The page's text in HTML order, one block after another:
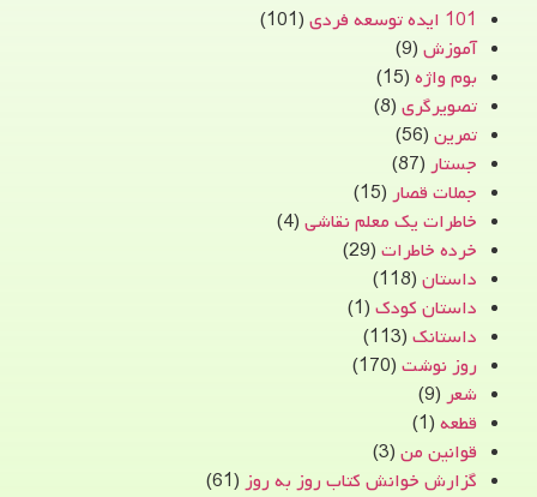
101 ایده توسعه فردی
(101)
آموزش (9)
بوم واژه (15)
تصویرگری (8)
تمرین (56)
جستار (87)
جملات قصار (15)
خاطرات یک معلم نقاشی (4)
خرده خاطرات (29)
داستان (118)
داستان کودک (1)
داستانک (113)
روز نوشت (170)
شعر (9)
قطعه (1)
قوانین من (3)
گزارش خوانش کتاب روز به روز (61)